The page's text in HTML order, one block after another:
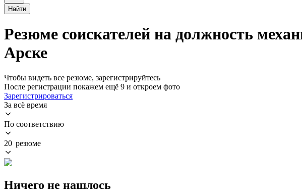
Найти
Резюме соискателей на должность
Арске
Чтобы видеть все резюме, зарегистрируйтесь
После регистрации покажем ещё 9 и откроем фото
Зарегистрироваться
За всё время
По соответствию
20 резюме
Ничего не нашлось